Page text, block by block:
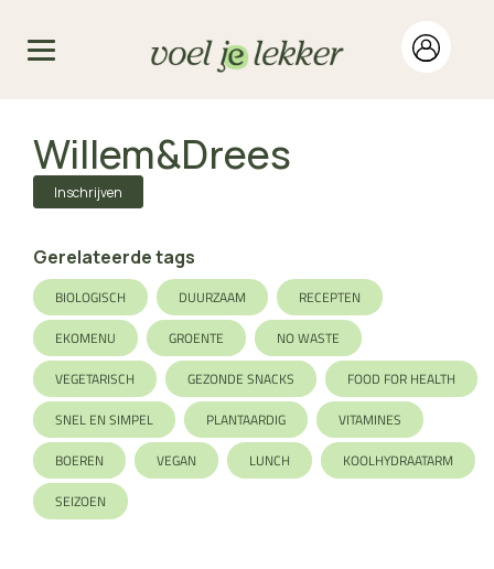
Willem&Drees
Inschrijven
Gerelateerde tags
BIOLOGISCH DUURZAAM
RECEPTEN
EKOMENU
GROENTE
NO WASTE
VEGETARISCH
GEZONDE SNACKS
FOOD FOR HEALTH
SNEL EN SIMPEL
PLANTAARDIG
VITAMINES
BOEREN
VEGAN LUNCH
KOOLHYDRAATARM
SEIZOEN